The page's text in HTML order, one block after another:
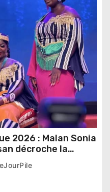
2026 : Malan Sonia
décroche la